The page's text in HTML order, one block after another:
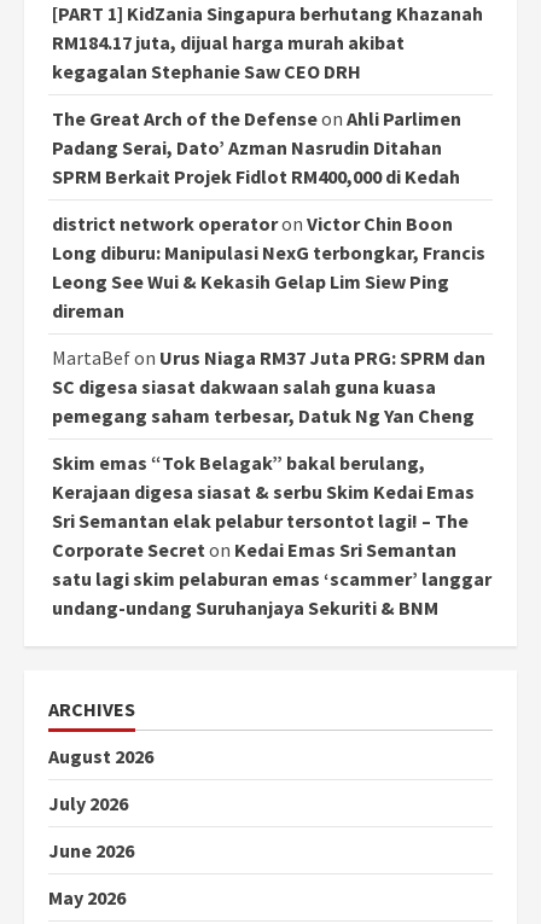
[PART 1] KidZania Singapura berhutang Khazanah
RM184.17 juta, dijual harga murah akibat
kegagalan Stephanie Saw CEO DRH
The Great Arch of the Defenseon Ahli Parlimen
Padang Serai, Dato’ Azman Nasrudin Ditahan
SPRM Berkait Projek Fidlot RM400,000 di Kedah
district network operatoron Victor Chin Boon
Long diburu: Manipulasi NexG terbongkar, Francis
Leong See Wui & Kekasih Gelap Lim Siew Ping
direman
MartaBefon Urus Niaga RM37 Juta PRG: SPRM dan
SC digesa siasat dakwaan salah guna kuasa
pemegang saham terbesar, Datuk Ng Yan Cheng
Skim emas “Tok Belagak” bakal berulang,
Kerajaan digesa siasat & serbu Skim Kedai Emas
Sri Semantan elak pelabur tersontot lagi! – The
Corporate Secreton Kedai Emas Sri Semantan
satu lagi skim pelaburan emas ‘scammer’ langgar
undang-undang Suruhanjaya Sekuriti & BNM
ARCHIVES
August 2026
July 2026
June 2026
May 2026